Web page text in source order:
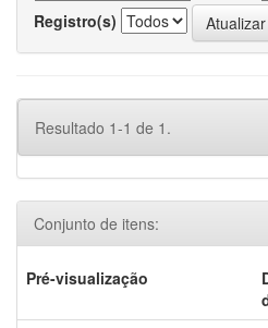
Registro(s)
Resultado 1-1 de 1.
Conjunto de itens:
Pré-visualização